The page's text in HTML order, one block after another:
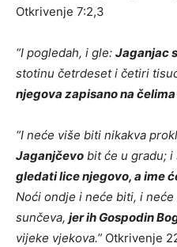
Otkrivenje 7:2,3
“I pogledah, i gle: Jaganjac
stotinu četrdeset i četiri
njegova zapisano na čelima
“I neće više biti nikakva
Jaganjčevo bit će u gradu;
gledati lice njegovo, a ime
Noći ondje i neće biti, i
sunčeva, jer ih Gospodin
vijeke vjekova.” Otkrivenje